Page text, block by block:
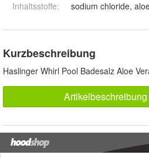
Inhaltsstoffe: sodium chloride,
Kurzbeschreibung
Haslinger Whirl Pool Badesalz Aloe